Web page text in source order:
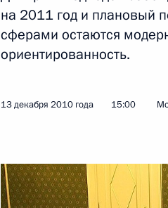
Поздравление Президенту
Назарбаеву
16 декабря 2010 года, 12:10
на 2011 год и плановый
сферами остаются
ориентированность.
13 декабря 2010 года 15:00